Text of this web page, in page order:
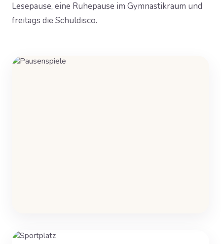
Lesepause, eine Ruhepause im Gymnastikraum und
freitags die Schuldisco.